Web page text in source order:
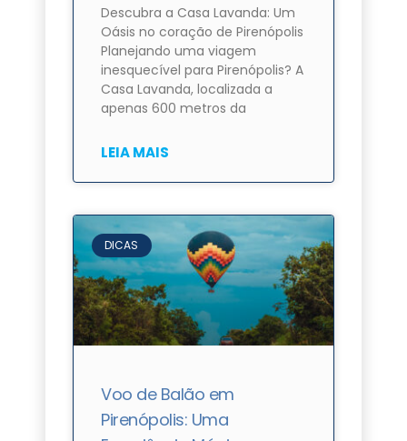
Descubra a Casa Lavanda: Um
Oásis no coração de Pirenópolis
Planejando uma viagem
inesquecível para Pirenópolis? A
Casa Lavanda, localizada a
apenas 600 metros da
LEIA MAIS
DICAS
Voo de Balão em
Pirenópolis: Uma